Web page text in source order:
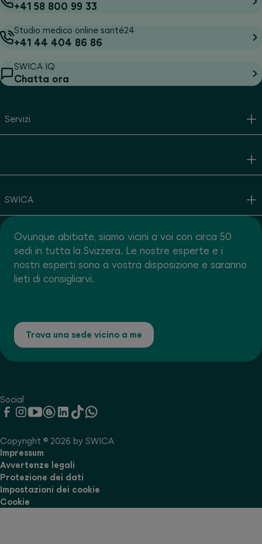
+41 58 800 99 33
Studio medico online santé24
+41 44 404 86 86
SWICA IQ
Chatta ora
Servizi
SWICA
Ovunque abitiate, siamo vicini a voi con circa 50
sedi in tutta la Svizzera. Le nostre esperte e i
nostri esperti sono a vostra disposizione e saranno
lieti di consigliarvi.
Trova una sede vicino a me
Social
Copyright © 2026 by SWICA
Impressum
Avvertenze legali
Protezione dei dati
Impostazioni dei cookie
Cookie